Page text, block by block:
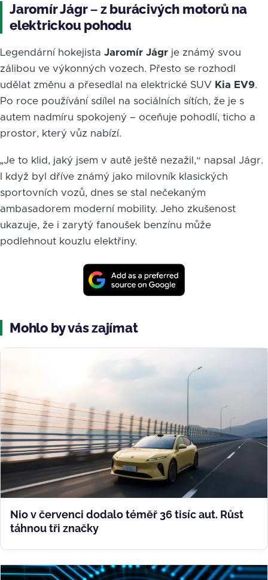
Jaromír Jágr – z burácivých motorů na
elektrickou pohodu
Legendární hokejista Jaromír Jágr je známý svou
zálibou ve výkonných vozech. Přesto se rozhodl
udělat změnu a přesedlal na elektrické SUV Kia EV9.
Po roce používání sdílel na sociálních sítích, že je s
autem nadmíru spokojený – oceňuje pohodlí, ticho a
prostor, který vůz nabízí.
„Je to klid, jaký jsem v autě ještě nezažil,“ napsal Jágr.
I když byl dříve známý jako milovník klasických
sportovních vozů, dnes se stal nečekaným
ambasadorem moderní mobility. Jeho zkušenost
ukazuje, že i zarytý fanoušek benzínu může
podlehnout kouzlu elektřiny.
Mohlo by vás zajímat
Nio v červenci dodalo téměř 36 tisíc aut. Růst
táhnou tři značky